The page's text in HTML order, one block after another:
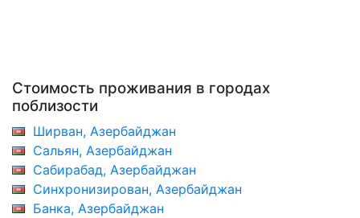
Стоимость проживания в городах
поблизости
Ширван, Азербайджан
Сальян, Азербайджан
Сабирабад, Азербайджан
Синхронизирован, Азербайджан
Банка, Азербайджан